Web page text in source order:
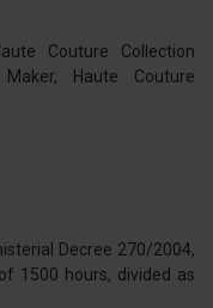
Couture Collection
Haute Couture
Decree 270/2004,
of 1500 hours, divided as